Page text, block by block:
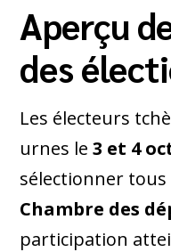
Aperçu
des
Les électeurs
urnes le3 et 4
sélectionner tous
Chambre des
participation